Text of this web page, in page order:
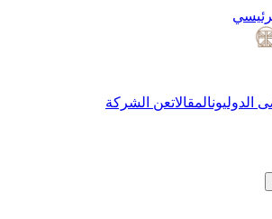
الدوليونالمقالاتعن الشركة